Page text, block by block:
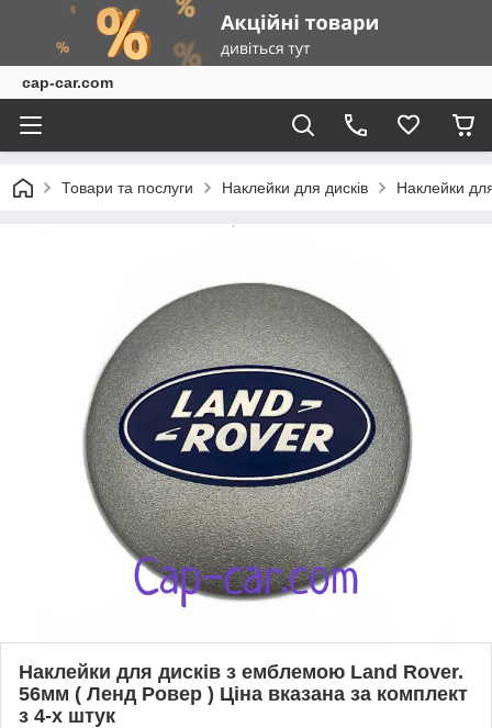
cap-car.com
Товари та послуги Наклейки для дисків Наклейки
Наклейки для дисків з емблемою Land Rover.
56мм ( Ленд Ровер ) Ціна вказана за комплект
з 4-х штук